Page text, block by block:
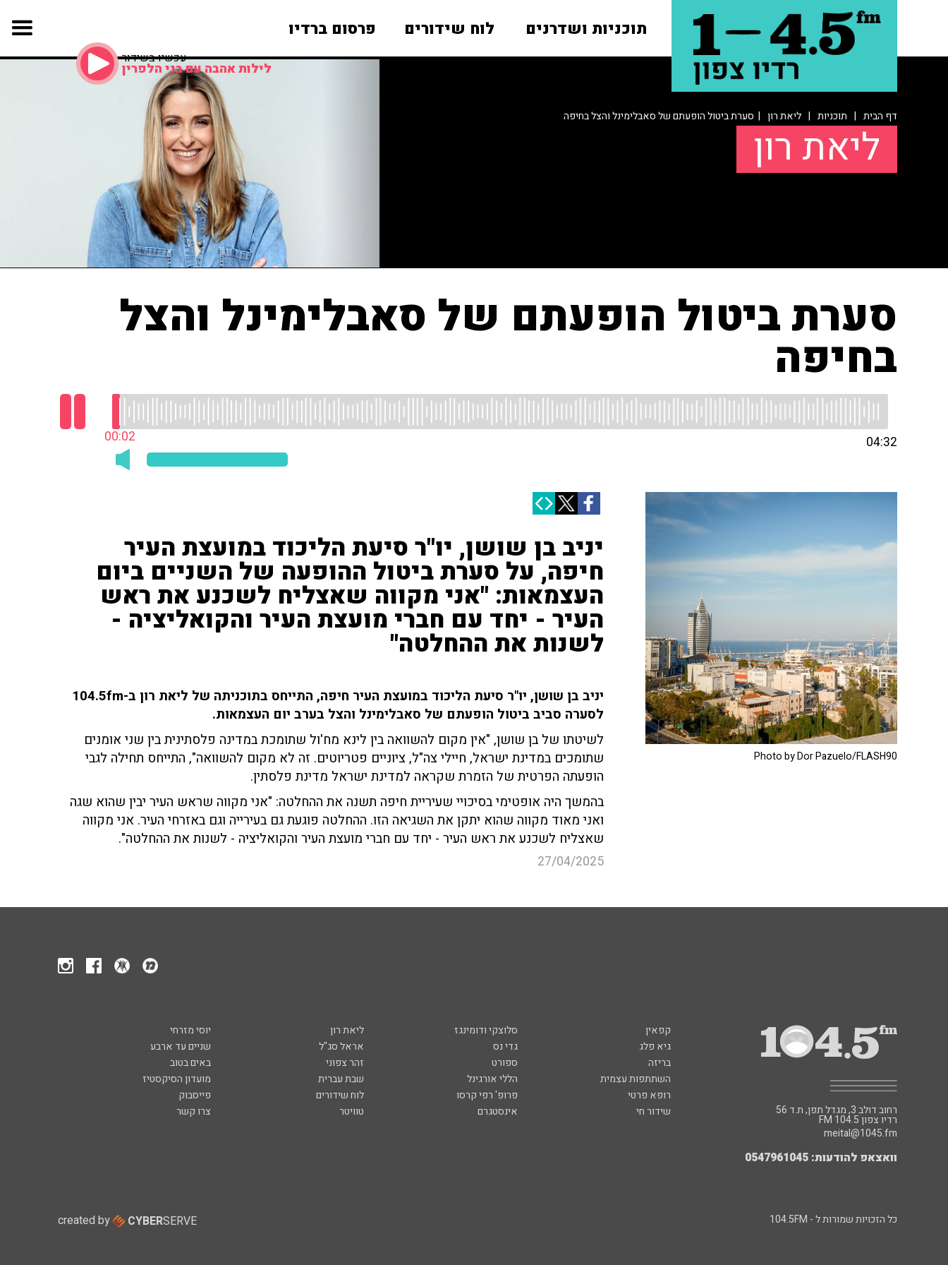
תוכניות ושדרנים לוח שידורים פרסום ברדיו
עכשיו בשידור
לילות אהבה עם בני הלפרין
דף הבית | תוכניות | ליאת רון | סערת ביטול הופעתם של סאבלימינל והצל בחיפה
ליאת רון
סערת ביטול הופעתם של סאבלימינל והצל
בחיפה
00:03 04:32
יניב בן שושן, יו"ר סיעת הליכוד במועצת העיר
חיפה, על סערת ביטול ההופעה של השניים ביום
העצמאות: "אני מקווה שאצליח לשכנע את ראש
העיר - יחד עם חברי מועצת העיר והקואליציה -
לשנות את ההחלטה"
יניב בן שושן, יו"ר סיעת הליכוד במועצת העיר חיפה, התייחס בתוכניתה של ליאת רון ב-104.5fm
לסערה סביב ביטול הופעתם של סאבלימינל והצל בערב יום העצמאות.
לשיטתו של בן שושן, "אין מקום להשוואה בין לינא מח'ול שתומכת במדינה פלסתינית בין שני אומנים
שתומכים במדינת ישראל, חיילי צה"ל, ציוניים פטריוטים. זה לא מקום להשוואה", התייחס תחילה לגבי
הופעתה הפרטית של הזמרת שקראה למדינת ישראל מדינת פלסתין.
בהמשך היה אופטימי בסיכויי שעיריית חיפה תשנה את ההחלטה: "אני מקווה שראש העיר יבין שהוא שגה
ואני מאוד מקווה שהוא יתקן את השגיאה הזו. ההחלטה פוגעת גם בעירייה וגם באזרחי העיר. אני מקווה
שאצליח לשכנע את ראש העיר - יחד עם חברי מועצת העיר והקואליציה - לשנות את ההחלטה".
27/04/2025
Photo by Dor Pazuelo/FLASH90
קפאין סלוצקי ודומינגז ליאת רון
יוסי מזרחי
גיא פלג
גדי נס אראל סג"ל
שניים עד ארבע
בריזה
ספורט זהר צפוני
באים בטוב
השתתפות עצמית
הללי אורגינל שבת עברית
מועדון הסיקסטיז
רופא פרטי
פרופ' רפי קרסו לוח שידורים
פייסבוק
שידור חי
אינסטגרם טוויטר צרו קשר רחוב דולב 3, מגדל תפן, ת.ד 56
FM רדיו צפון 104.5
meital@1045.fm
וואצאפ להודעות: 0547961045
כל הזכויות שמורות ל - 104.5FM created by CYBERSERVE